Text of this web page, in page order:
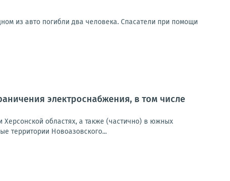
из авто погибли два человека. Спасатели при помощи
электроснабжения, в том числе
Херсонской областях, а также (частично) в южных
территории Новоазовского...